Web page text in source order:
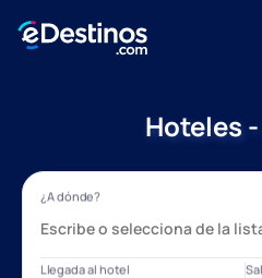
Hoteles